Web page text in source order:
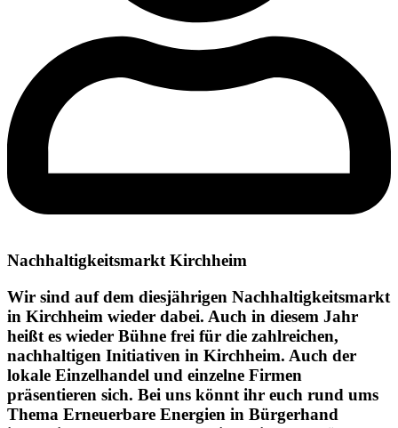
Nachhaltigkeitsmarkt Kirchheim
Wir sind auf dem diesjährigen Nachhaltigkeitsmarkt
in Kirchheim wieder dabei. Auch in diesem Jahr
heißt es wieder Bühne frei für die zahlreichen,
nachhaltigen Initiativen in Kirchheim. Auch der
lokale Einzelhandel und einzelne Firmen
präsentieren sich. Bei uns könnt ihr euch rund ums
Thema Erneuerbare Energien in Bürgerhand